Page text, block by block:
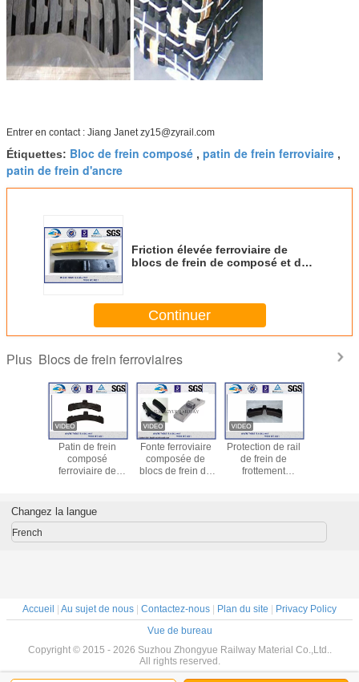
Entrer en contact : Jiang Janet zy15@zyrail.com
Étiquettes: Bloc de frein composé , patin de frein ferroviaire ,
patin de frein d'ancre
Friction élevée ferroviaire de
blocs de frein de composé et de
Continuer
Plus Blocs de frein ferroviaires
de
T 9439-
Patin de frein
composé
ferroviaire de
fonte
Fonte ferroviaire
composée de
blocs de frein de
locomotif
Protection de rail
de frein de
frottement
résistant
Changez la langue
French
Accueil Au sujet de nous Contactez-nous Plan du site
Privacy Policy
Vue de bureau
Copyright © 2015 - 2026 Suzhou Zhongyue Railway Material Co.,Ltd..
All rights reserved.